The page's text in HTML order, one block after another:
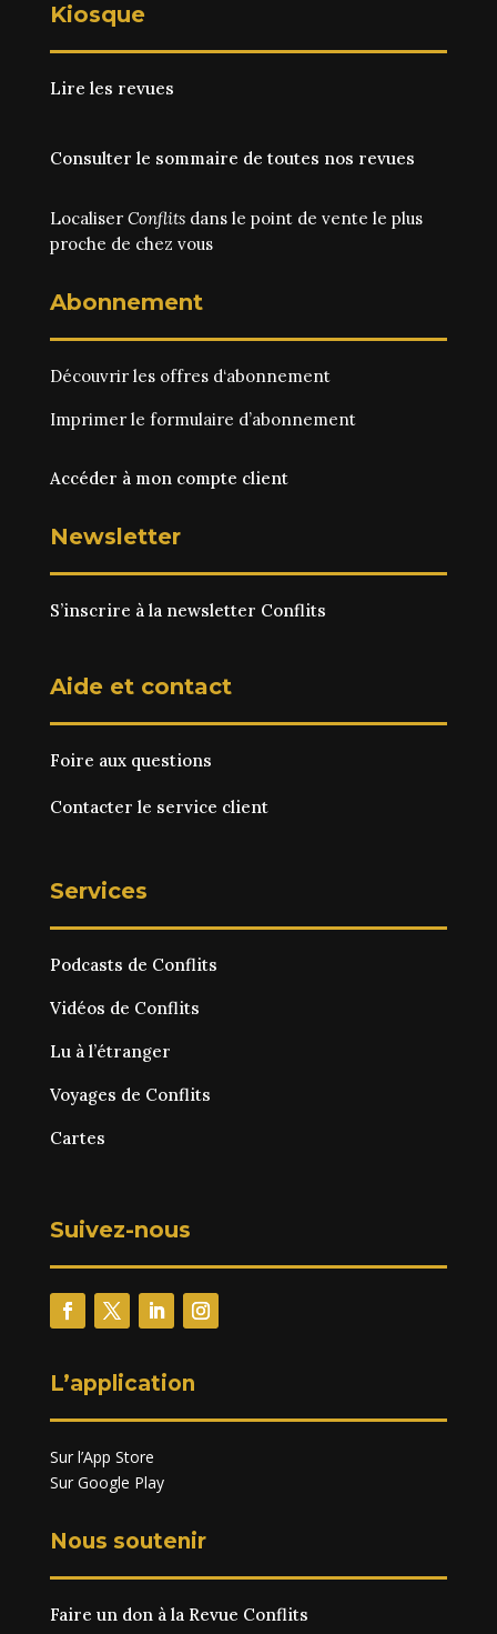
Kiosque
Lire les revues
Consulter le sommaire de toutes nos revues
Localiser Conflitsdans le point de vente le plus
proche de chez vous
Abonnement
Découvrir les offres d‘abonnement
Imprimer le formulaire d’abonnement
Accéder à mon compte client
Newsletter
S’inscrire à la newsletter Conflits
Aide et contact
Foire aux questions
Contacter le service client
Services
Podcasts de Conflits
Vidéos de Conflits
Lu à l’étranger
Voyages de Conflits
Cartes
Suivez-nous
L’application
Sur l’App Store
Sur Google Play
Nous soutenir
Faire un don à la Revue Conflits